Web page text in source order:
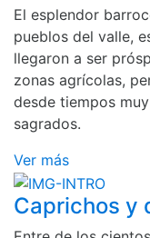
El esplendor
pueblos del valle,
llegaron a ser
zonas agrícolas,
desde tiempos
sagrados.
Ver más
Caprichos y